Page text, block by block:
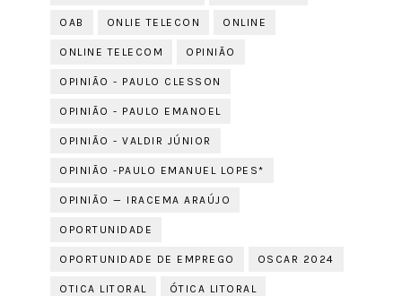
OAB ONLIE TELECON ONLINE
ONLINE TELECOM OPINIÃO
OPINIÃO - PAULO CLESSON
OPINIÃO - PAULO EMANOEL
OPINIÃO - VALDIR JÚNIOR
OPINIÃO -PAULO EMANUEL LOPES*
OPINIÃO — IRACEMA ARAÚJO
OPORTUNIDADE
OPORTUNIDADE DE EMPREGO OSCAR 2024
OTICA LITORAL ÓTICA LITORAL